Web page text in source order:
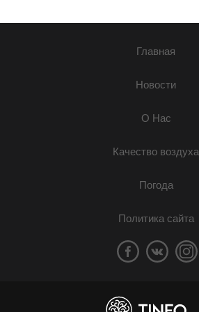
Главная
Новости
О Нас
Качество воздуха
Погода
Политика сайта